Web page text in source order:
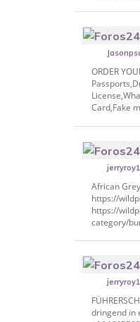
Registe
ORDER
Card,Fake
https://
African
https://
https://
category/
https://
dringend in